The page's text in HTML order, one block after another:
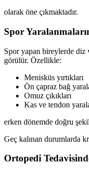
olarak öne çıkmaktadır.
Spor
Spor yapan bireylerde diz
görülür. Özellikle:
Menisküs yırtıkları
Ön çapraz bağ
Omuz çıkıkları
Kas ve tendon
erken dönemde doğru
Geç kalınan durumlarda
Ortopedi